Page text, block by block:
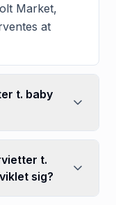
Market,
at
t. baby
t.
sig?